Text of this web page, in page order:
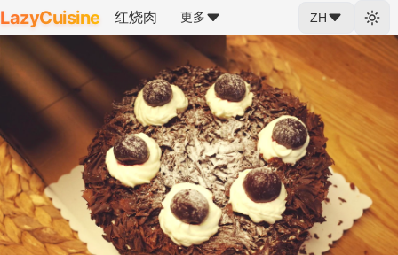
LazyCuisine 红烧肉 更多 ZH